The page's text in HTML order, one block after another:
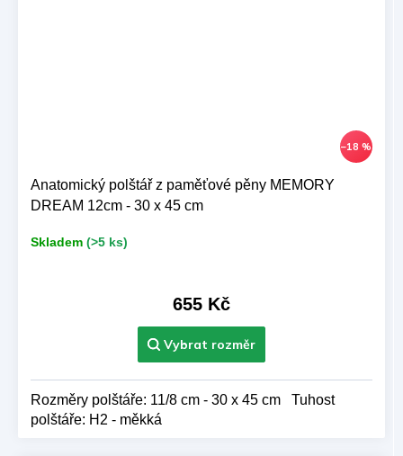
–18 %
Anatomický polštář z paměťové pěny MEMORY
DREAM 12cm - 30 x 45 cm
Skladem (>5 ks)
655 Kč
Rozměry polštáře: 11/8 cm - 30 x 45 cm Tuhost
polštáře: H2 - měkká